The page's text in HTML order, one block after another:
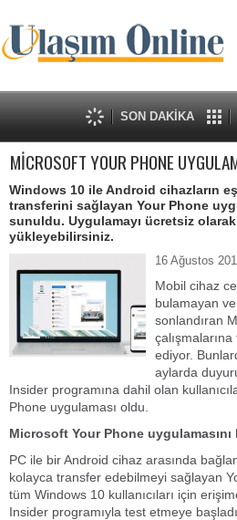
SON DAKİKA
MİCROSOFT YOUR PHONE
Windows 10 ile Android cihazların
transferini sağlayan Your Phone
sunuldu. Uygulamayı ücretsiz olarak
yükleyebilirsiniz.
16 Ağustos
Mobil cihaz
bulamayan
sonlandıran
ediyor.
aylarda
Insider programına dahil olan
Phone uygulaması oldu.
Microsoft Your Phone uygulamasını
PC ile bir Android cihaz arasında
kolayca transfer edebilmeyi sağlayan
tüm Windows 10 kullanıcıları için
Insider programıyla test etmeye